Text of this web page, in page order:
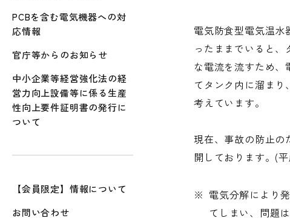
PCBを含む電気機器への対
応情報
官庁等からのお知らせ
中小企業等経営強化法の経
営力向上設備等に係る生産
性向上要件証明書の発行に
ついて
【会員限定】情報について
お問い合わせ
電気防食型電気温水
ったままでいると
な電流を流すため
てタンク内に溜ま
考えています。
現在、事故の防止の
開しております。(
※ 電気分解により
てしまい、問題